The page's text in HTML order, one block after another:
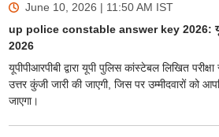
June 10, 2026 | 11:50 AM IST
up police constable answer key 2026:
2026
यूपीपीआरपीबी द्वारा यूपी पुलिस कांस्टेबल लिखित
उत्तर कुंजी जारी की जाएगी, जिस पर उम्मीदवारों को
जाएगा।